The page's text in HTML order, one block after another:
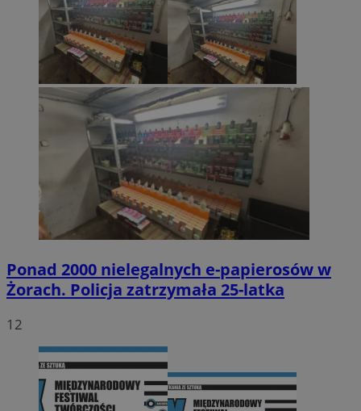
Ponad 2000 nielegalnych e-papierosów w
Żorach. Policja zatrzymała 25-latka
12